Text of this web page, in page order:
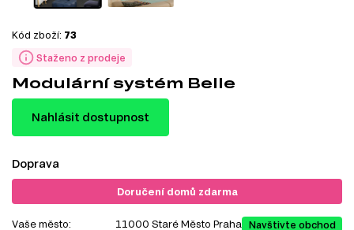
Staženo z prodeje
Kód zboží: 73
Modulární systém Belle
Nahlásit dostupnost
Doprava
Doručení domů zdarma
Vaše město: 11000 Staré Město Praha Navštivte obchod